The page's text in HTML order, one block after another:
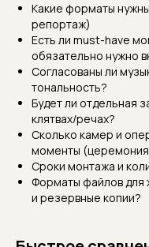
Какие форматы
репортаж)
Есть ли must-have
обязательно нужно
Согласованы ли
тональность?
Будет ли отдельная
клятвах/речах?
Сколько камер и
моменты
Сроки монтажа и
Форматы файлов для
и резервные копии?